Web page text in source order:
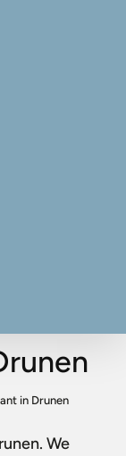
in Drunen
. We